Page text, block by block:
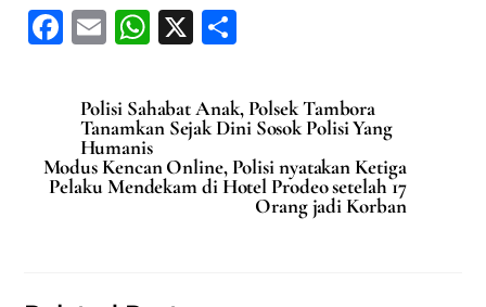
F
c
e
b
o
E
ai
l
W
at
s
A
p
X
ar
e
Polisi Sahabat Anak, Polsek Tambora
Tanamkan Sejak Dini Sosok Polisi Yang
Humanis
Modus Kencan Online, Polisi nyatakan Ketiga
Pelaku Mendekam di Hotel Prodeo setelah 17
Orang jadi Korban